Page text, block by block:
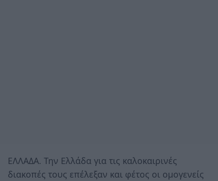
ΕΛΛΑΔΑ. Την Ελλάδα για τις καλοκαιρινές
διακοπές τους επέλεξαν και φέτος οι ομογενείς